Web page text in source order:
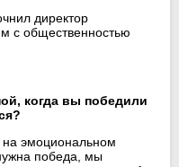
директор
с общественностью
когда вы победили
на эмоциональном
победа, мы